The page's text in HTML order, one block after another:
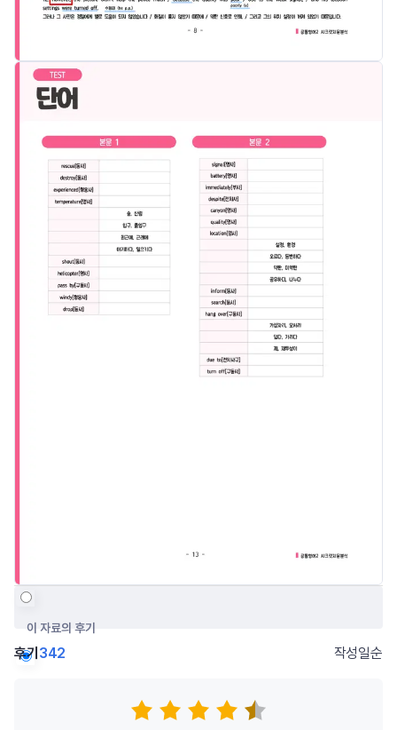
이 자료의 후기
후기 342 작성일순